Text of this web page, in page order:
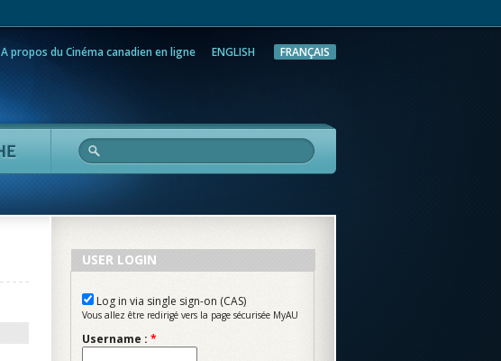
A propos du Cinéma canadien en ligne ENGLISH FRANÇAIS
Recherche
USER LOGIN
Log in via single sign-on (CAS)
Vous allez être redirigé vers la page sécurisée MyAU
Username : *